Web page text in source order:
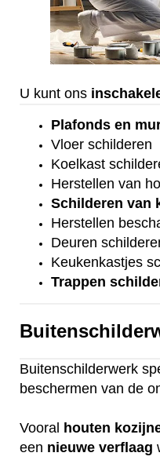
U kunt ons
Plafonds en
Vloer schilderen
Koelkast
Herstellen van
Schilderen van
Herstellen
Deuren
Keukenkastjes
Trappen
Buitenschilderwerk
beschermen van de
Vooral houten
een nieuwe verflaag